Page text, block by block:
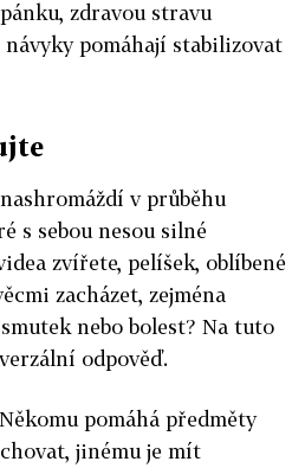
zdravou stravu
pomáhají stabilizovat
v průběhu
s sebou nesou silné
zvířete, pelíšek, oblíbené
zacházet, zejména
nebo bolest? Na tuto
odpověď.
pomáhá předměty
jinému je mít